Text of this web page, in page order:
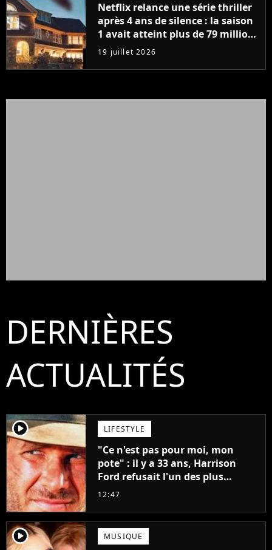
Netflix relance une série thriller
après 4 ans de silence : la saison
1 avait atteint plus de 79 millions
de vues
19 juillet 2026
DERNIÈRES
ACTUALITÉS
player2 LIFESTYLE
"Ce n'est pas pour moi, mon
pote" : il y a 33 ans, Harrison
Ford refusait l'un des plus
grands succès de tous les temps
12:47
player2 MUSIQUE